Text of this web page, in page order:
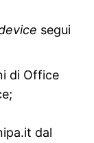
segui
di Office
dal